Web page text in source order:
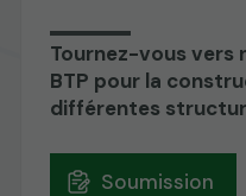
Tournez-vous vers
BTP pour la
différentes
Soumission